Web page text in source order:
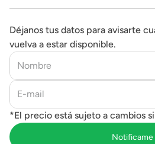
Déjanos tus datos para avisarte
vuelva a estar disponible.